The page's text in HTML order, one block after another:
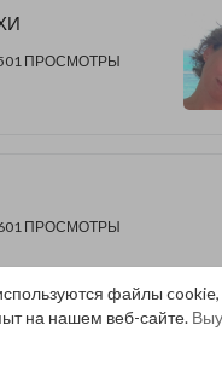
файлы
на нашем веб-сайте.
ПРОСМОТРЫ
ПРОСМОТРЫ